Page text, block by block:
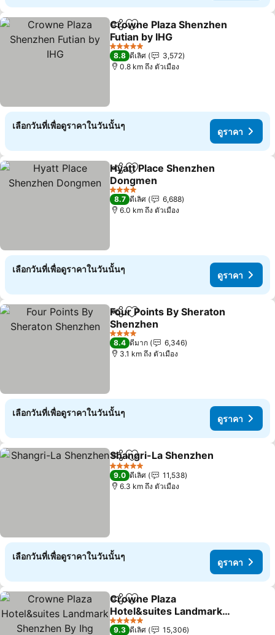
แชร์ เพิ่มในรายการโปรด
Crowne Plaza Shenzhen
Futian by IHG
ดูราคา
5 ดาว
8.8 ดีเลิศ
3,572
0.8 km ถึง ตัวเมือง
เลือกวันที่เพื่อดูราคาในวันนั้นๆ
ดูราคา
แชร์ เพิ่มในรายการโปรด
Hyatt Place Shenzhen
Dongmen
ดูราคา
4 ดาว
8.7 ดีเลิศ
6,688
6.0 km ถึง ตัวเมือง
เลือกวันที่เพื่อดูราคาในวันนั้นๆ
ดูราคา
แชร์ เพิ่มในรายการโปรด
Four Points By Sheraton
Shenzhen
ดูราคา
4 ดาว
8.4 ดีมาก
6,346
3.1 km ถึง ตัวเมือง
เลือกวันที่เพื่อดูราคาในวันนั้นๆ
ดูราคา
แชร์ เพิ่มในรายการโปรด
Shangri-La Shenzhen
5 ดาว
9.0 ดีเลิศ
11,538
6.3 km ถึง ตัวเมือง
เลือกวันที่เพื่อดูราคาในวันนั้นๆ
ดูราคา
แชร์ เพิ่มในรายการโปรด
Crowne Plaza
Hotel&suites Landmark
Shenzhen By Ihg
ดูราคา
5 ดาว
9.3 ดีเลิศ
15,306